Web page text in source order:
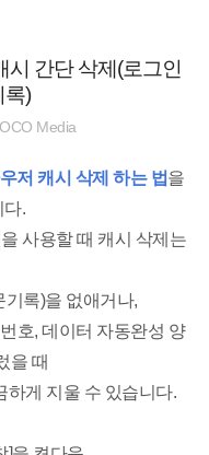
시 간단 삭제(로그인
록)
Media
저 캐시 삭제 하는 법을
다.
사용할 때 캐시 삭제는
기록)을 없애거나,
호, 데이터 자동완성 양
을 때
하게 지울 수 있습니다.
관리홈